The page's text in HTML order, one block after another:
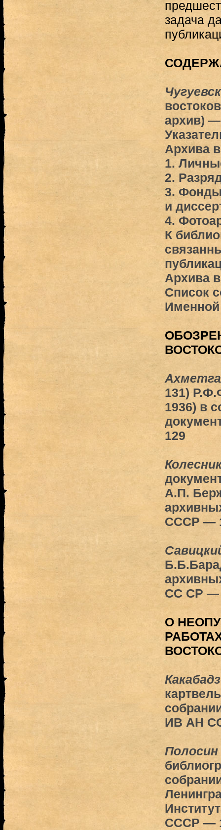
задача
архив)
Архива
1.
2.
3.
и
4.
К
Архива
Список
Именной
131)
1936) в
129
А.П.
СССР —
СС СР —
О
ИВ АН
СССР —